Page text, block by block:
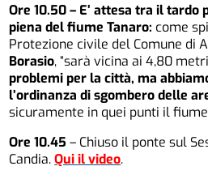
Ore 10.50 – E’ attesa tra il
piena del fiume Tanaro: come
Protezione civile del Comune di
Borasio, “sarà vicina ai 4,80
problemi per la città, ma
l’ordinanza di sgombero delle
sicuramente in quei punti il fiume
Ore 10.45 – Chiuso il ponte sul
Candia.Qui il video.